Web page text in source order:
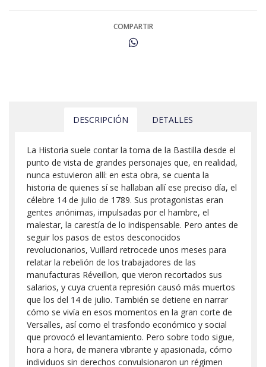
COMPARTIR
DESCRIPCIÓN DETALLES
La Historia suele contar la toma de la Bastilla desde el
punto de vista de grandes personajes que, en realidad,
nunca estuvieron allí: en esta obra, se cuenta la
historia de quienes sí se hallaban allí ese preciso día, el
célebre 14 de julio de 1789. Sus protagonistas eran
gentes anónimas, impulsadas por el hambre, el
malestar, la carestía de lo indispensable. Pero antes de
seguir los pasos de estos desconocidos
revolucionarios, Vuillard retrocede unos meses para
relatar la rebelión de los trabajadores de las
manufacturas Réveillon, que vieron recortados sus
salarios, y cuya cruenta represión causó más muertos
que los del 14 de julio. También se detiene en narrar
cómo se vivía en esos momentos en la gran corte de
Versalles, así como el trasfondo económico y social
que provocó el levantamiento. Pero sobre todo sigue,
hora a hora, de manera vibrante y apasionada, cómo
individuos sin derechos convulsionaron un régimen